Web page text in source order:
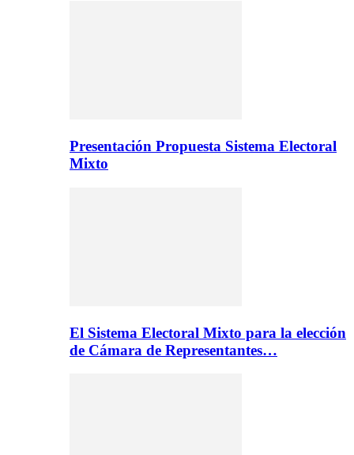
Presentación Propuesta Sistema Electoral
Mixto
El Sistema Electoral Mixto para la elección
de Cámara de Representantes…